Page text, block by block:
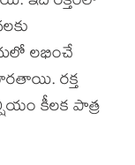
లభించే
రక్త
కీలక పాత్ర